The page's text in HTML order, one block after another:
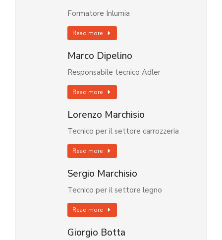
Formatore Inlumia
Read more
Marco Dipelino
Responsabile tecnico Adler
Read more
Lorenzo Marchisio
Tecnico per il settore carrozzeria
Read more
Sergio Marchisio
Tecnico per il settore legno
Read more
Giorgio Botta